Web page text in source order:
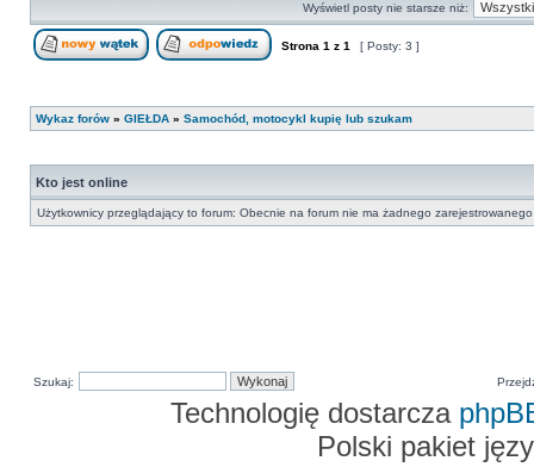
Wyświetl posty nie starsze niż:
Strona 1 z 1 [ Posty: 3 ]
Wykaz forów » GIEŁDA » Samochód, motocykl kupię lub szukam
Kto jest online
Użytkownicy przeglądający to forum: Obecnie na forum nie ma żadnego
Szukaj:
Technologię dostarcza
Polski pakiet